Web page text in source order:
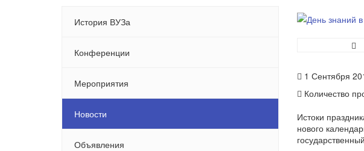
История ВУЗа
Конференции
Мероприятия
Новости
Объявления
1 Сентября
Количество
Истоки
нового